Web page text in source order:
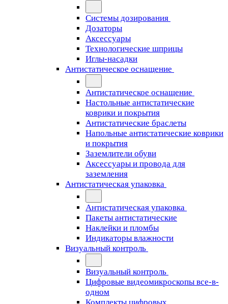
Системы дозирования
Дозаторы
Аксессуары
Технологические шприцы
Иглы-насадки
Антистатическое оснащение
Антистатическое оснащение
Настольные антистатические
коврики и покрытия
Антистатические браслеты
Напольные антистатические коврики
и покрытия
Заземлители обуви
Аксессуары и провода для
заземления
Антистатическая упаковка
Антистатическая упаковка
Пакеты антистатические
Наклейки и пломбы
Индикаторы влажности
Визуальный контроль
Визуальный контроль
Цифровые видеомикроскопы все-в-
одном
Комплекты цифровых